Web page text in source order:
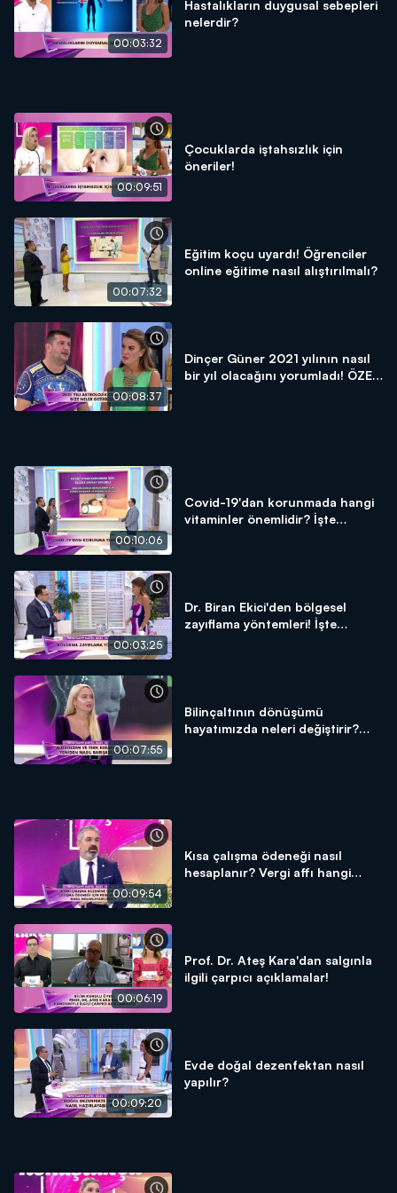
00:03:32
Hastalıkların duygusal sebepleri
nelerdir?
00:09:51
Çocuklarda iştahsızlık için
öneriler!
00:07:32
Eğitim koçu uyardı! Öğrenciler
online eğitime nasıl alıştırılmalı?
00:08:37
Dinçer Güner 2021 yılının nasıl
bir yıl olacağını yorumladı! ÖZEL
00:10:06
Covid-19'dan korunmada hangi
vitaminler önemlidir? İşte
00:03:25
Dr. Biran Ekici'den bölgesel
zayıflama yöntemleri! İşte
00:07:55
Bilinçaltının dönüşümü
hayatımızda neleri değiştirir?
00:09:54
Kısa çalışma ödeneği nasıl
hesaplanır? Vergi affı hangi
00:06:19
Prof. Dr. Ateş Kara'dan salgınla
ilgili çarpıcı açıklamalar!
00:09:20
Evde doğal dezenfektan nasıl
yapılır?